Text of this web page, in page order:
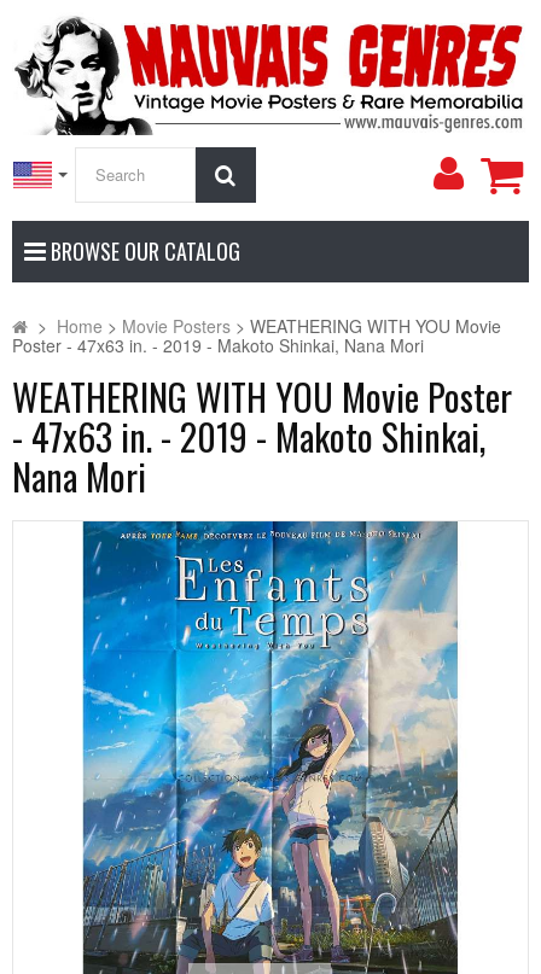
My
BROWSE OUR CATALOG
> Home > Movie Posters > WEATHERING WITH YOU Movie
Poster - 47x63 in. - 2019 - Makoto Shinkai, Nana Mori
WEATHERING WITH YOU Movie Poster
- 47x63 in. - 2019 - Makoto Shinkai,
Nana Mori